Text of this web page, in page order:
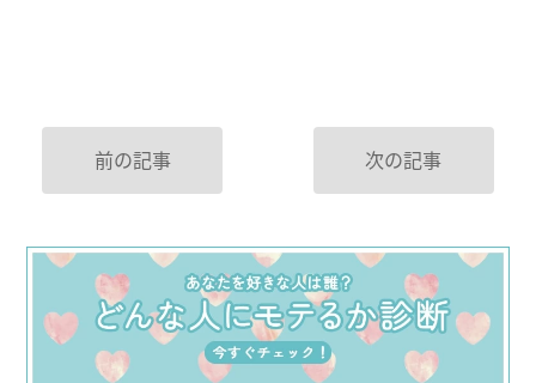
前の記事 次の記事